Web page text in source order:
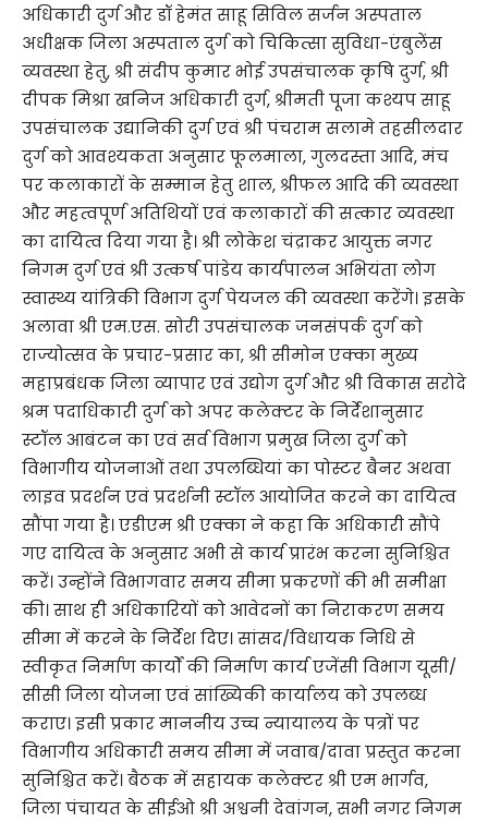
अधिकारी दुर्ग और डॉ हेमंत साहू सिविल सर्जन अस्पताल
अधीक्षक जिला अस्पताल दुर्ग को चिकित्सा सुविधा-एंबुलेंस
व्यवस्था हेतु, श्री संदीप कुमार भोई उपसंचालक कृषि दुर्ग, श्री
दीपक मिश्रा खनिज अधिकारी दुर्ग, श्रीमती पूजा कश्यप साहू
उपसंचालक उद्यानिकी दुर्ग एवं श्री पंचराम सलामे तहसीलदार
दुर्ग को आवश्यकता अनुसार फूलमाला, गुलदस्ता आदि, मंच
पर कलाकारों के सम्मान हेतु शाल, श्रीफल आदि की व्यवस्था
और महत्वपूर्ण अतिथियों एवं कलाकारों की सत्कार व्यवस्था
का दायित्व दिया गया है। श्री लोकेश चंद्राकर आयुक्त नगर
निगम दुर्ग एवं श्री उत्कर्ष पांडेय कार्यपालन अभियंता लोग
स्वास्थ्य यांत्रिकी विभाग दुर्ग पेयजल की व्यवस्था करेंगे। इसके
अलावा श्री एम.एस. सोरी उपसंचालक जनसंपर्क दुर्ग को
राज्योत्सव के प्रचार-प्रसार का, श्री सीमोन एक्का मुख्य
महाप्रबंधक जिला व्यापार एवं उद्योग दुर्ग और श्री विकास सरोदे
श्रम पदाधिकारी दुर्ग को अपर कलेक्टर के निर्देशानुसार
स्टॉल आबंटन का एवं सर्व विभाग प्रमुख जिला दुर्ग को
विभागीय योजनाओं तथा उपलब्धियां का पोस्टर बैनर अथवा
लाइव प्रदर्शन एवं प्रदर्शनी स्टॉल आयोजित करने का दायित्व
सौंपा गया है। एडीएम श्री एक्का ने कहा कि अधिकारी सौंपे
गए दायित्व के अनुसार अभी से कार्य प्रारंभ करना सुनिश्चित
करें। उन्होंने विभागवार समय सीमा प्रकरणों की भी समीक्षा
की। साथ ही अधिकारियों को आवेदनों का निराकरण समय
सीमा में करने के निर्देश दिए। सांसद/विधायक निधि से
स्वीकृत निर्माण कार्यों की निर्माण कार्य एजेंसी विभाग यूसी/
सीसी जिला योजना एवं सांख्यिकी कार्यालय को उपलब्ध
कराए। इसी प्रकार माननीय उच्च न्यायालय के पत्रों पर
विभागीय अधिकारी समय सीमा में जवाब/दावा प्रस्तुत करना
सुनिश्चित करें। बैठक में सहायक कलेक्टर श्री एम भार्गव,
जिला पंचायत के सीईओ श्री अश्वनी देवांगन, सभी नगर निगम